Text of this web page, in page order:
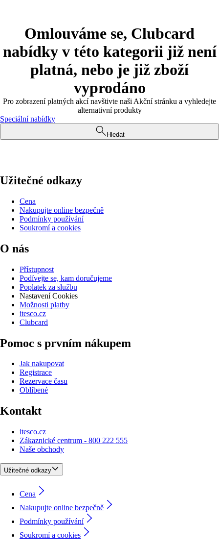
Omlouváme se, Clubcard
nabídky v této kategorii již není
platná, nebo je již zboží
vyprodáno
Pro zobrazení platných akcí navštivte naši Akční stránku a vyhledejte
alternativní produkty
Speciální nabídky
Hledat
Užitečné odkazy
Cena
Nakupujte online bezpečně
Podmínky používání
Soukromí a cookies
O nás
Přístupnost
Podívejte se, kam doručujeme
Poplatek za službu
Nastavení Cookies
Možnosti platby
itesco.cz
Clubcard
Pomoc s prvním nákupem
Jak nakupovat
Registrace
Rezervace času
Oblíbené
Kontakt
itesco.cz
Zákaznické centrum - 800 222 555
Naše obchody
Užitečné odkazy
Cena
Nakupujte online bezpečně
Podmínky používání
Soukromí a cookies